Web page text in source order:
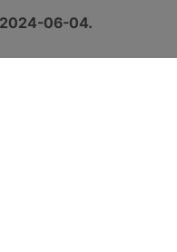
06-04.
öppnas i nytt fönster.